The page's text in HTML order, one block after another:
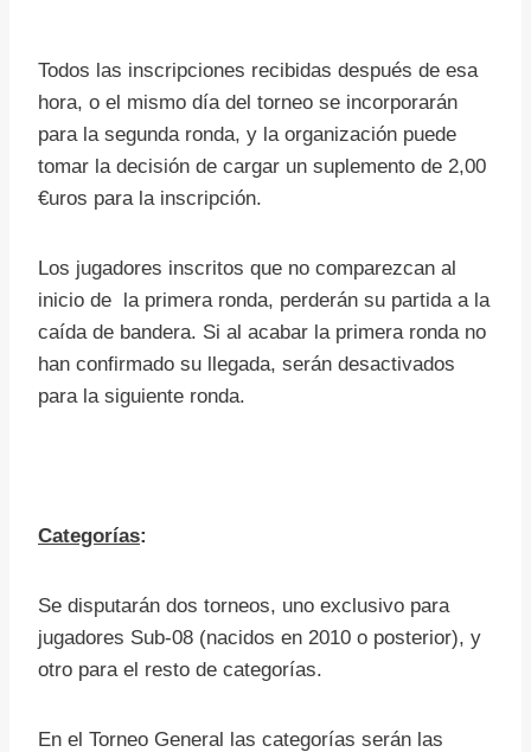
Todos las inscripciones recibidas después de esa
hora, o el mismo día del torneo se incorporarán
para la segunda ronda, y la organización puede
tomar la decisión de cargar un suplemento de 2,00
€uros para la inscripción.
Los jugadores inscritos que no comparezcan al
inicio de la primera ronda, perderán su partida a la
caída de bandera. Si al acabar la primera ronda no
han confirmado su llegada, serán desactivados
para la siguiente ronda.
Categorías:
Se disputarán dos torneos, uno exclusivo para
jugadores Sub-08 (nacidos en 2010 o posterior), y
otro para el resto de categorías.
En el Torneo General las categorías serán las